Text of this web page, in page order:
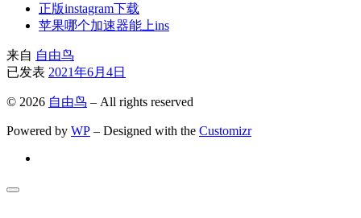
正版instagram下载
苹果哪个加速器能上ins
来自 自由鸟
已发表 2021年6月4日
© 2026 自由鸟 – All rights reserved
Powered by WP – Designed with the Customizr